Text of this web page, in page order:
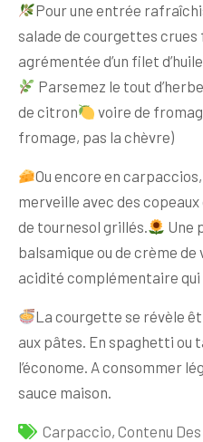
Pour une entrée
salade de courgettes
agrémentée d’un filet
Parsemez le tout
de citron
voire de
fromage, pas la chèvre)
Ou encore en
merveille avec des
de tournesol grillés.
Une
balsamique ou de crème
acidité complémentaire
La courgette se révèle
aux pâtes. En spaghetti ou
l’économe. A consommer
sauce maison.
Carpaccio, Contenu